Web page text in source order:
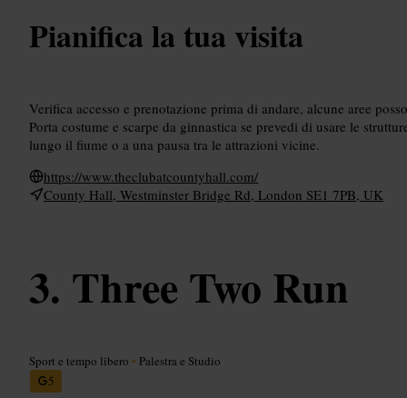
Pianifica la tua visita
Verifica accesso e prenotazione prima di andare, alcune aree
Porta costume e scarpe da ginnastica se prevedi di usare le
lungo il fiume o a una pausa tra le attrazioni vicine.
https://www.theclubatcountyhall.com/
County Hall, Westminster Bridge Rd, London SE1 7PB, UK
Three Two Run
Sport e tempo libero • Palestra e Studio
5